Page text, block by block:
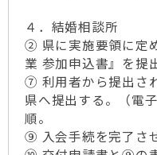
４．結婚相談所
② 県に実施要領に定
業 参加申込書』を提
⑦ 利用者から提出さ
県へ提出する。（電
順。
⑨ 入会手続を完了さ